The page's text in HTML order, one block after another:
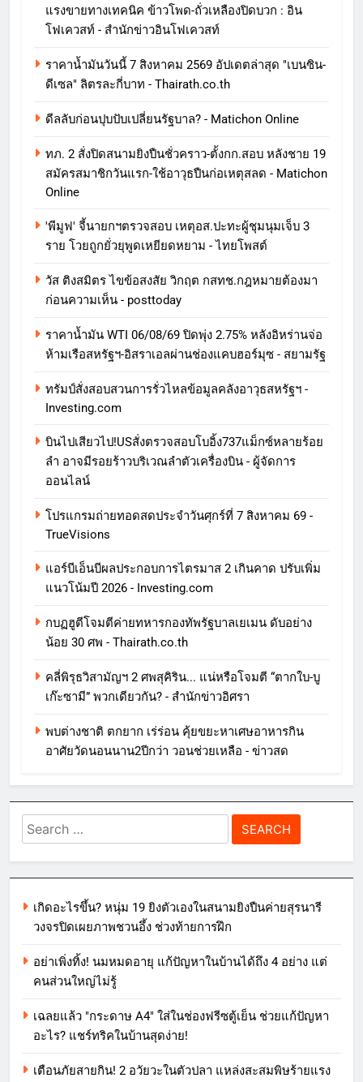
แรงขายทางเทคนิค ข้าวโพด-ถั่วเหลืองปิดบวก : อิน
โฟเควสท์ - สำนักข่าวอินโฟเควสท์
ราคาน้ำมันวันนี้ 7 สิงหาคม 2569 อัปเดตล่าสุด "เบนซิน-
ดีเซล" ลิตรละกี่บาท - Thairath.co.th
ดีลลับก่อนปุบปับเปลี่ยนรัฐบาล? - Matichon Online
ทภ. 2 สั่งปิดสนามยิงปืนชั่วคราว-ตั้งกก.สอบ หลังชาย 19
สมัครสมาชิกวันแรก-ใช้อาวุธปืนก่อเหตุสลด - Matichon
Online
'พีมูฟ' จี้นายกฯตรวจสอบ เหตุอส.ปะทะผู้ชุมนุมเจ็บ 3
ราย โวยถูกยั่วยุพูดเหยียดหยาม - ไทยโพสต์
วัส ติงสมิตร ไขข้อสงสัย วิกฤต กสทช.กฎหมายต้องมา
ก่อนความเห็น - posttoday
ราคาน้ำมัน WTI 06/08/69 ปิดพุ่ง 2.75% หลังอิหร่านจ่อ
ห้ามเรือสหรัฐฯ-อิสราเอลผ่านช่องแคบฮอร์มุซ - สยามรัฐ
ทรัมป์สั่งสอบสวนการรั่วไหลข้อมูลคลังอาวุธสหรัฐฯ -
Investing.com
บินไปเสียวไป!USสั่งตรวจสอบโบอิ้ง737แม็กซ์หลายร้อย
ลำ อาจมีรอยร้าวบริเวณลำตัวเครื่องบิน - ผู้จัดการ
ออนไลน์
โปรแกรมถ่ายทอดสดประจำวันศุกร์ที่ 7 สิงหาคม 69 -
TrueVisions
แอร์บีเอ็นบีผลประกอบการไตรมาส 2 เกินคาด ปรับเพิ่ม
แนวโน้มปี 2026 - Investing.com
กบฏฮูตีโจมตีค่ายทหารกองทัพรัฐบาลเยเมน ดับอย่าง
น้อย 30 ศพ - Thairath.co.th
คลี่พิรุธวิสามัญฯ 2 ศพสุคิริน... แน่หรือโจมตี “ตากใบ-บู
เก๊ะซามี” พวกเดียวกัน? - สำนักข่าวอิศรา
พบต่างชาติ ตกยาก เร่ร่อน คุ้ยขยะหาเศษอาหารกิน
อาศัยวัดนอนนาน2ปีกว่า วอนช่วยเหลือ - ข่าวสด
Search
for:
เกิดอะไรขึ้น? หนุ่ม 19 ยิงตัวเองในสนามยิงปืนค่ายสุรนารี
วงจรปิดเผยภาพชวนอึ้ง ช่วงท้ายการฝึก
อย่าเพิ่งทิ้ง! นมหมดอายุ แก้ปัญหาในบ้านได้ถึง 4 อย่าง แต่
คนส่วนใหญ่ไม่รู้
เฉลยแล้ว "กระดาษ A4" ใส่ในช่องฟรีซตู้เย็น ช่วยแก้ปัญหา
อะไร? แชร์ทริคในบ้านสุดง่าย!
เตือนภัยสายกิน! 2 อวัยวะในตัวปลา แหล่งสะสมพิษร้ายแรง